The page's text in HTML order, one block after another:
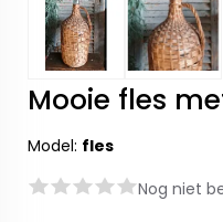
Mooie fles
Model: fles
Nog niet